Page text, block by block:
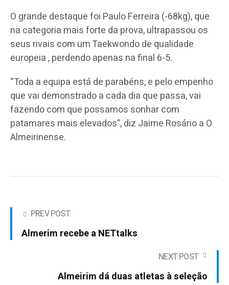
O grande destaque foi Paulo Ferreira (-68kg), que
na categoria mais forte da prova, ultrapassou os
seus rivais com um Taekwondo de qualidade
europeia , perdendo apenas na final 6-5.
“Toda a equipa está de parabéns, e pelo empenho
que vai demonstrado a cada dia que passa, vai
fazendo com que possamos sonhar com
patamares mais elevados”, diz Jaime Rosário a O
Almeirinense.
PREV POST
Almerim recebe a NETtalks
NEXT POST
Almeirim dá duas atletas à seleção